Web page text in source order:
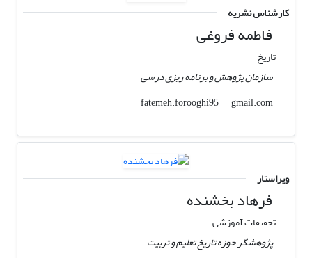
کارشناس نشریه
فاطمه فروغی
تاریخ
سازمان پژوهش و برنامه ریزی درسی
fatemeh.forooghi95
gmail.com
ویراستار
فرهاد بخشنده
تحقیقات آموزشی
پژوهشگر حوزه تاریخ تعلیم و تربیت